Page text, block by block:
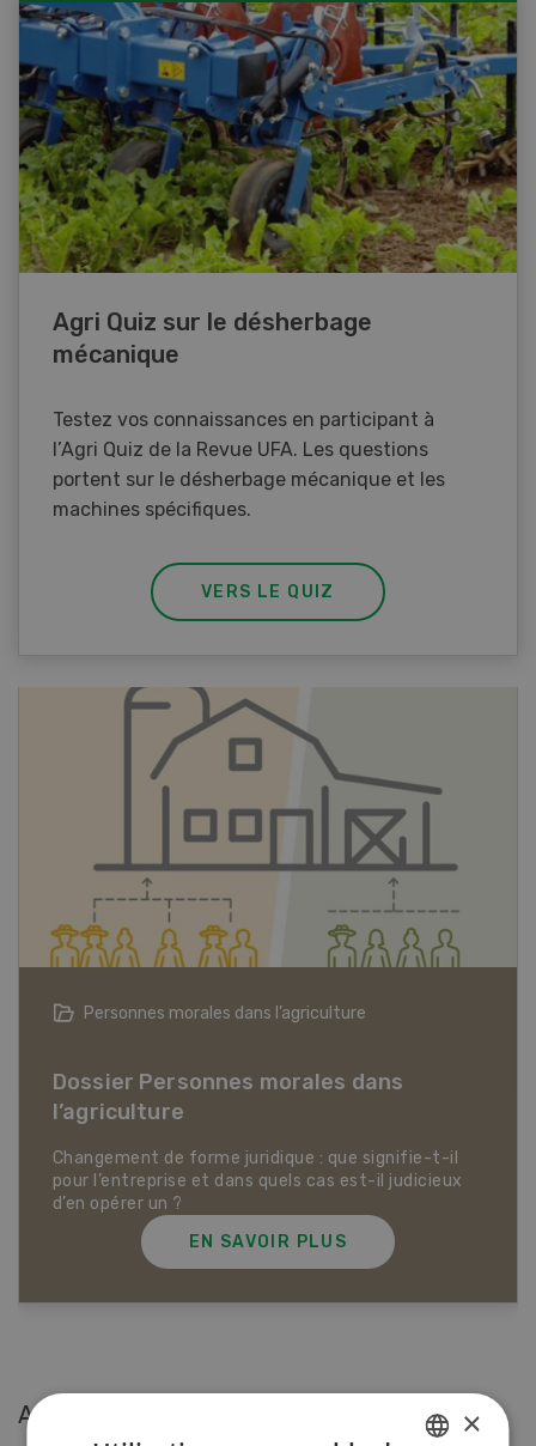
Agri Quiz sur le désherbage
mécanique
Testez vos connaissances en participant à
l’Agri Quiz de la Revue UFA. Les questions
portent sur le désherbage mécanique et les
machines spécifiques.
VERS LE QUIZ
Articles biologiques
Dossier Articles biologiques
EN SAVOIR PLUS
Articles les plus lues ×